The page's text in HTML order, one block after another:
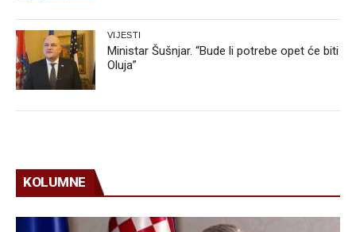
VIJESTI
Ministar Šušnjar. “Bude li potrebe opet će biti
Oluja”
KOLUMNE